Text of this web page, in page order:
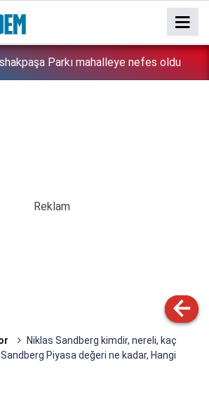
Parkı mahalleye nefes oldu
Niklas Sandberg kimdir, nereli, kaç
Piyasa değeri ne kadar, Hangi